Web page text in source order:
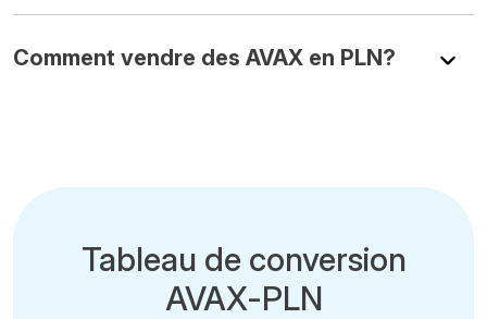
Comment vendre des AVAX en PLN?
Tableau de conversion
AVAX-PLN